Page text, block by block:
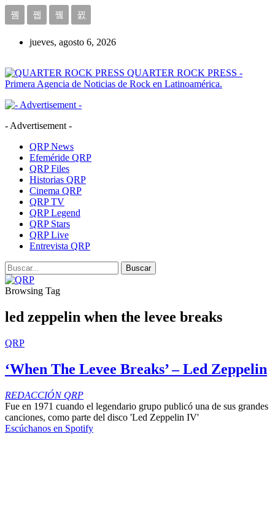
jueves, agosto 6, 2026
QUARTER ROCK PRESS -
Primera Agencia de Noticias de Rock en Latinoamérica.
- Advertisement -
QRP News
Efeméride QRP
QRP Files
Historias QRP
Cinema QRP
QRP TV
QRP Legend
QRP Stars
QRP Live
Entrevista QRP
Browsing Tag
led zeppelin when the levee breaks
QRP
‘When The Levee Breaks’ – Led Zeppelin
REDACCIÓN QRP
Fue en 1971 cuando el legendario grupo publicó una de sus grandes
canciones, como parte del disco 'Led Zeppelin IV'
Escúchanos en Spotify